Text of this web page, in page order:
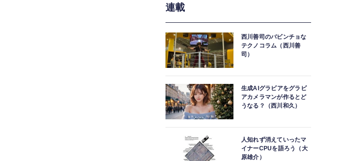
連載
西川善司のバビンチョな
テクノコラム（西川善
司）
生成AIグラビアをグラビ
アカメラマンが作るとど
うなる？（西川和久）
人知れず消えていったマ
イナーCPUを語ろう（大
原雄介）